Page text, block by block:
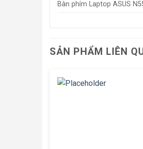
Bàn phím Laptop ASUS
SẢN PHẨM LIÊN